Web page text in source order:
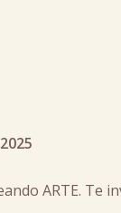
ARTE. Te